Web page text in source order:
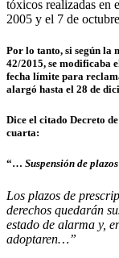
tóxicos realizadas en
2005 y el 7 de
Por lo tanto, si según
42/2015, se modificaba
fecha límite para
alargó hasta el 28 de
Dice el citado Decreto
cuarta:
“… Suspensión de
Los plazos de
derechos quedarán
estado de alarma y,
adoptaren…”